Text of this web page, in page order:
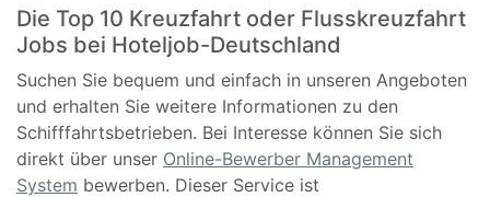
Die Top 10 Kreuzfahrt oder Flusskreuzfahrt
Jobs bei Hoteljob-Deutschland
Suchen Sie bequem und einfach in unseren Angeboten
und erhalten Sie weitere Informationen zu den
Schifffahrtsbetrieben. Bei Interesse können Sie sich
direkt über unser Online-Bewerber Management
System bewerben. Dieser Service ist